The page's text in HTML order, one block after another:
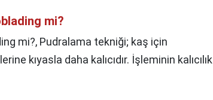
mi?
mi?, Pudralama tekniği; kaş için
kıyasla daha kalıcıdır. İşleminin kalıcılık